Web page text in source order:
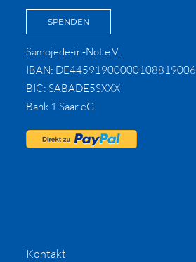
SPENDEN
Samojede-in-Not e.V.
IBAN: DE44591900000108819006
BIC: SABADE5SXXX
Bank 1 Saar eG
Kontakt